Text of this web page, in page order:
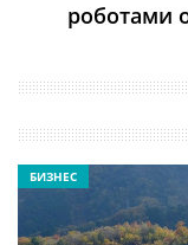
роботами
БИЗНЕС